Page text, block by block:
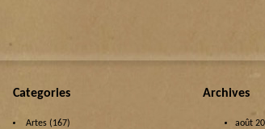
Categories
Artes (167)
Archives
août